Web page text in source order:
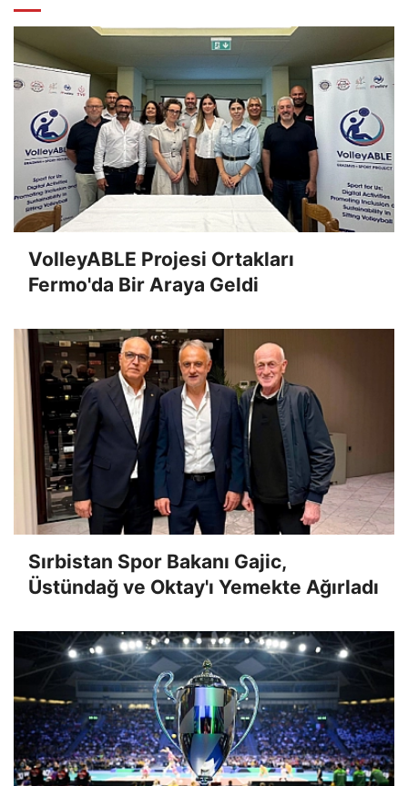
VolleyABLE Projesi Ortakları
Fermo'da Bir Araya Geldi
Sırbistan Spor Bakanı Gajic,
Üstündağ ve Oktay'ı Yemekte Ağırladı